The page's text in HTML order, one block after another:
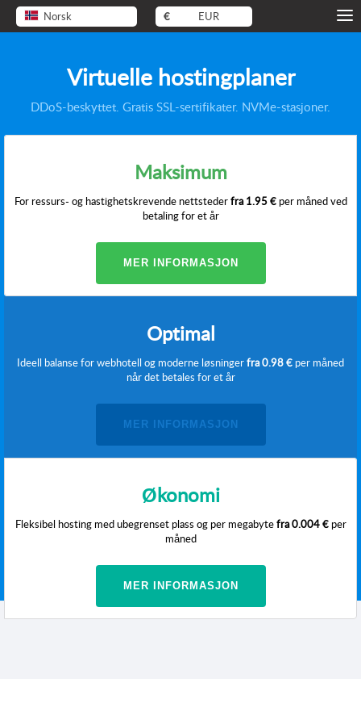
Norsk € EUR
Virtuelle hostingplaner
DDoS-beskyttet. Gratis SSL-sertifikater. NVMe-stasjoner.
Maksimum
For ressurs- og hastighetskrevende nettstederfra1.95 €per måned ved
betaling for et år
MER INFORMASJON
Optimal
Ideell balanse for webhotell og moderne løsningerfra0.98 € per måned
når det betales for et år
MER INFORMASJON
Økonomi
Fleksibel hosting med ubegrenset plass og per megabytefra0.004 €per
måned
MER INFORMASJON